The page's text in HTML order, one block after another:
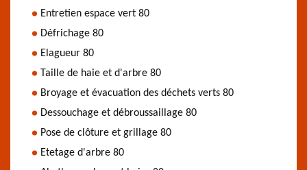
Entretien espace vert 80
Défrichage 80
Elagueur 80
Taille de haie et d'arbre 80
Broyage et évacuation des déchets verts 80
Dessouchage et débroussaillage 80
Pose de clôture et grillage 80
Etetage d'arbre 80